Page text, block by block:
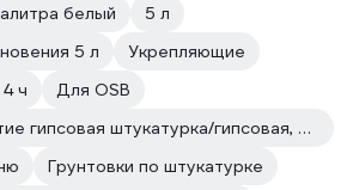
белый
5 л
5 л
Укрепляющие
ч
Для OSB
Финишное покрытие гипсовая штукатурка/гипсовая, цементная, полимерная шпатлевка/плитка/краска/обои
Грунтовки по штукатурке